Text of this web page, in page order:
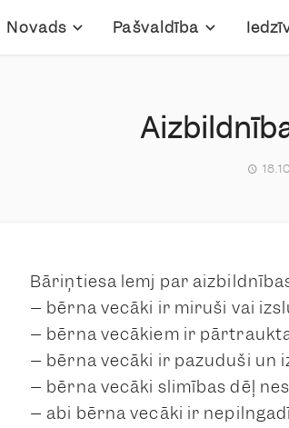
Novads Pašvaldība
Bāriņtiesa lemj par
– bērna vecāki ir miruši vai
– bērna vecākiem ir
– bērna vecāki ir pazuduši un
– bērna vecāki slimības dēļ
– abi bērna vecāki ir